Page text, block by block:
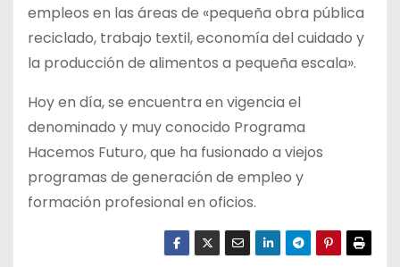
empleos en las áreas de «pequeña obra pública
reciclado, trabajo textil, economía del cuidado y
la producción de alimentos a pequeña escala».
Hoy en día, se encuentra en vigencia el
denominado y muy conocido Programa
Hacemos Futuro, que ha fusionado a viejos
programas de generación de empleo y
formación profesional en oficios.